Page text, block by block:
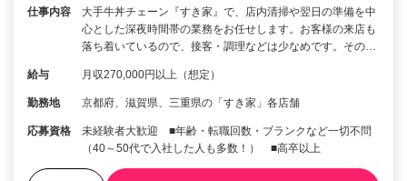
仕事内容
大手牛丼チェーン『すき家』で、店内清掃や翌日の準備を中
心とした深夜時間帯の業務をお任せします。お客様の来店も
落ち着いているので、接客・調理などは少なめです。その…
給与 月収270,000円以上（想定）
勤務地 京都府、滋賀県、三重県の「すき家」各店舗
応募資格
未経験者大歓迎 ■年齢・転職回数・ブランクなど一切不問
（40～50代で入社した人も多数！） ■高卒以上